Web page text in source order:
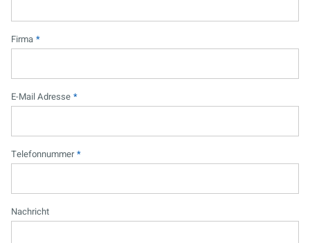
Firma *
E-Mail Adresse *
Telefonnummer *
Nachricht